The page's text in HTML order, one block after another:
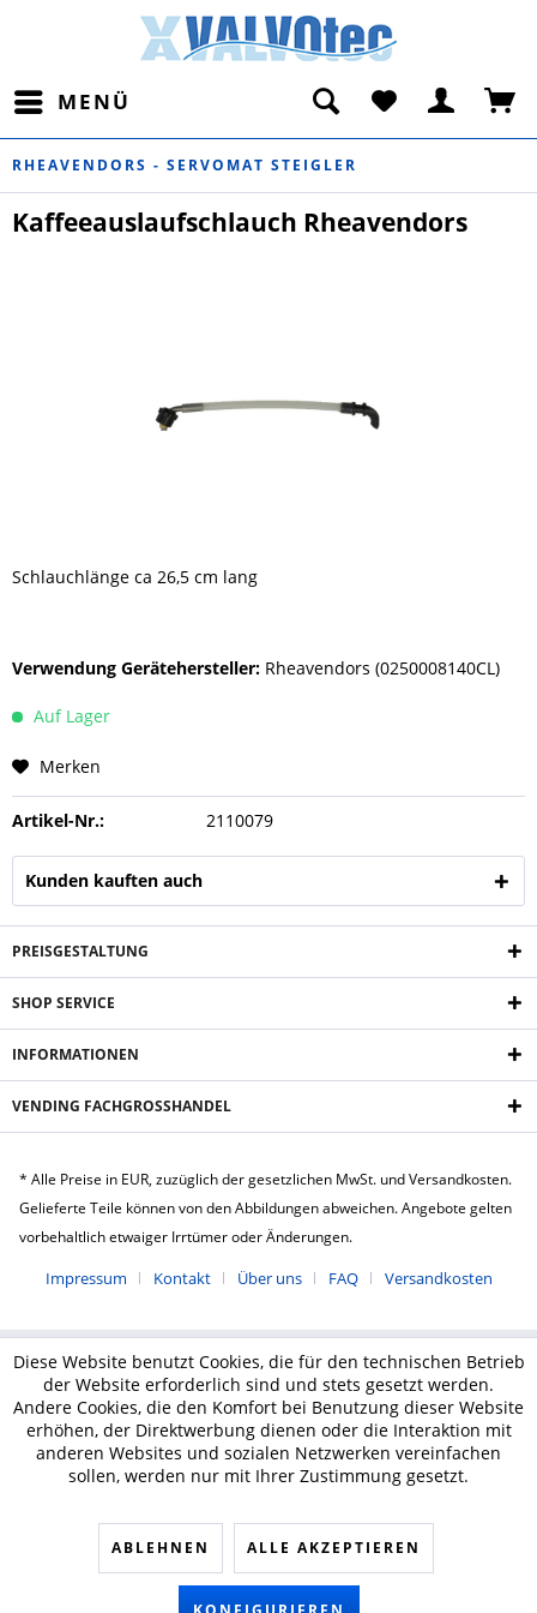
MENÜ
RHEAVENDORS - SERVOMAT STEIGLER
Kaffeeauslaufschlauch Rheavendors
Schlauchlänge ca 26,5 cm lang
Verwendung Gerätehersteller: Rheavendors (0250008140CL)
Auf Lager
Merken
Artikel-Nr.: 2110079
Kunden kauften auch
PREISGESTALTUNG
SHOP SERVICE
INFORMATIONEN
VENDING FACHGROSSHANDEL
* Alle Preise in EUR, zuzüglich der gesetzlichen MwSt. und Versandkosten.
Gelieferte Teile können von den Abbildungen abweichen. Angebote gelten
vorbehaltlich etwaiger Irrtümer oder Änderungen.
Impressum Kontakt Über uns FAQ Versandkosten
Diese Website benutzt Cookies, die für den technischen Betrieb
der Website erforderlich sind und stets gesetzt werden.
Andere Cookies, die den Komfort bei Benutzung dieser Website
erhöhen, der Direktwerbung dienen oder die Interaktion mit
anderen Websites und sozialen Netzwerken vereinfachen
sollen, werden nur mit Ihrer Zustimmung gesetzt.
ABLEHNEN ALLE AKZEPTIEREN